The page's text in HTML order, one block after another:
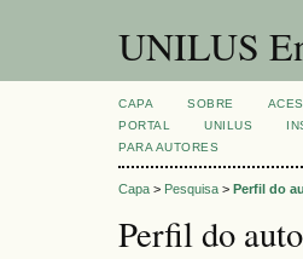
UNILUS
CAPA SOBRE
PORTAL
UNILUS
PARA AUTORES
Capa > Pesquisa > Perfil do
Perfil do